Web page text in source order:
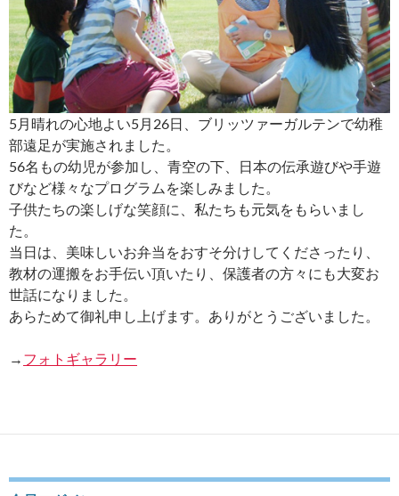
5月晴れの心地よい5月26日、ブリッツァーガルテンで幼稚
部遠足が実施されました。
56名もの幼児が参加し、青空の下、日本の伝承遊びや手遊
びなど様々なプログラムを楽しみました。
子供たちの楽しげな笑顔に、私たちも元気をもらいまし
た。
当日は、美味しいお弁当をおすそ分けしてくださったり、
教材の運搬をお手伝い頂いたり、保護者の方々にも大変お
世話になりました。
あらためて御礼申し上げます。ありがとうございました。
→ フォトギャラリー